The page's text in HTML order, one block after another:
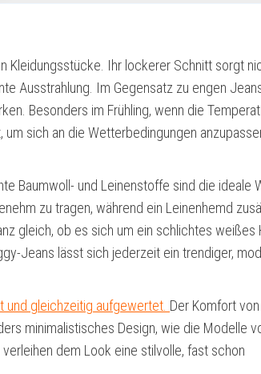
Kleidungsstücke. Ihr lockerer Schnitt sorgt
Ausstrahlung. Im Gegensatz zu engen
Besonders im Frühling, wenn die
sich an die Wetterbedingungen
Baumwoll- und Leinenstoffe sind die ideale
zu tragen, während ein Leinenhemd
gleich, ob es sich um ein schlichtes weißes
Jeans lässt sich jederzeit ein trendiger,
und gleichzeitig aufgewertet. Der Komfort
minimalistisches Design, wie die Modelle
dem Look eine stilvolle, fast schon